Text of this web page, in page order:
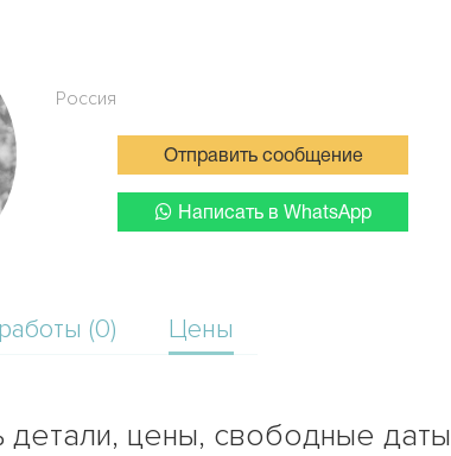
Россия
Отправить сообщение
Написать в WhatsApp
(0) Цены
детали, цены, свободные даты